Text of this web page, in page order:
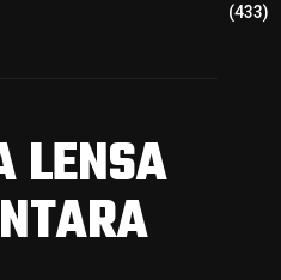
(433)
LENSA